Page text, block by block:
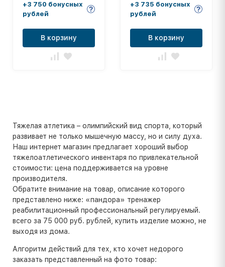
+3 750 бонусных
рублей
В корзину
+3 735 бонусных
рублей
В корзину
Тяжелая атлетика – олимпийский вид спорта, который
развивает не только мышечную массу, но и силу духа.
Наш интернет магазин предлагает хороший выбор
тяжелоатлетического инвентаря по привлекательной
стоимости: цена поддерживается на уровне
производителя.
Обратите внимание на товар, описание которого
представлено ниже: «пандора» тренажер
реабилитационный профессиональный регулируемый.
всего за 75 000 руб. рублей, купить изделие можно, не
выходя из дома.
Алгоритм действий для тех, кто хочет недорого
заказать представленный на фото товар: